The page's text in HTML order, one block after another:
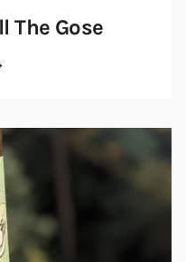
The Gose